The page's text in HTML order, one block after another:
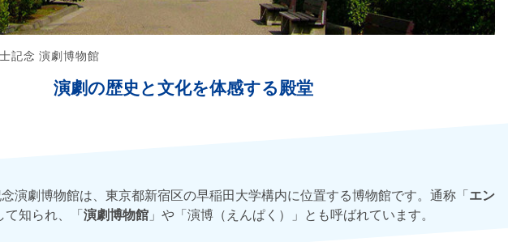
記念 演劇博物館
演劇の歴史と文化を体感する殿堂
演劇博物館は、東京都新宿区の早稲田大学構内に位置する博物館です。通称「エン
て知られ、「演劇博物館 」や「演博（えんぱく）」とも呼ばれています。